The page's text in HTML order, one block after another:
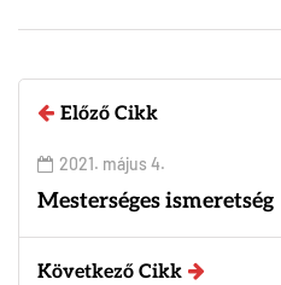
Előző Cikk
2021. május 4.
Mesterséges ismeretség
Következő Cikk